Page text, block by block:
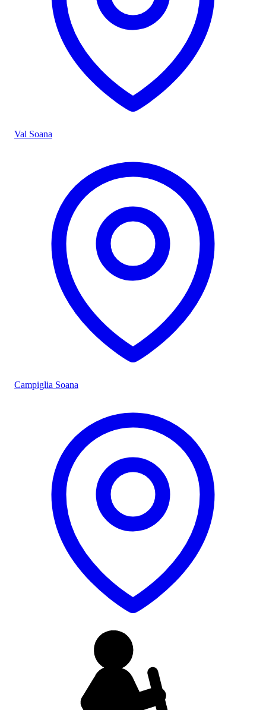
Val Soana
Campiglia Soana